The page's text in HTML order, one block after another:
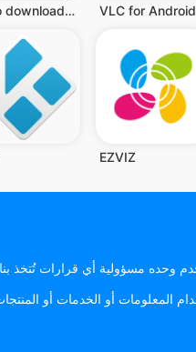
video downloade,تحميل فيديوهات VLC for Android
EZVIZ